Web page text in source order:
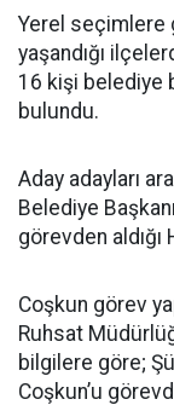
Yerel seçimlere
yaşandığı
16 kişi belediye
bulundu.
Aday adayları
Belediye
görevden
Coşkun görev
Ruhsat
bilgilere göre;
Coşkun’u